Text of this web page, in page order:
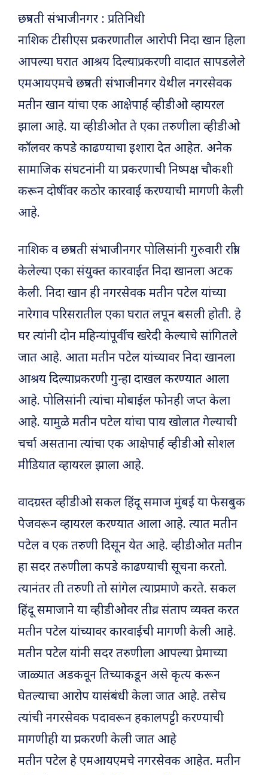
छत्रपती संभाजीनगर : प्रतिनिधी
नाशिक टीसीएस प्रकरणातील आरोपी निदा खान हिला
आपल्या घरात आश्रय दिल्याप्रकरणी वादात सापडलेले
एमआयएमचे छत्रपती संभाजीनगर येथील नगरसेवक
मतीन खान यांचा एक आक्षेपार्ह व्हीडीओ व्हायरल
झाला आहे. या व्हीडीओत ते एका तरुणीला व्हीडीओ
कॉलवर कपडे काढण्याचा इशारा देत आहेत. अनेक
सामाजिक संघटनांनी या प्रकरणाची निष्पक्ष चौकशी
करून दोषींवर कठोर कारवाई करण्याची मागणी केली
आहे.
नाशिक व छत्रपती संभाजीनगर पोलिसांनी गुरुवारी रात्री
केलेल्या एका संयुक्त कारवाईत निदा खानला अटक
केली. निदा खान ही नगरसेवक मतीन पटेल यांच्या
नारेगाव परिसरातील एका घरात लपून बसली होती. हे
घर त्यांनी दोन महिन्यांपूर्वीच खरेदी केल्याचे सांगितले
जात आहे. आता मतीन पटेल यांच्यावर निदा खानला
आश्रय दिल्याप्रकरणी गुन्हा दाखल करण्यात आला
आहे. पोलिसांनी त्यांचा मोबाईल फोनही जप्त केला
आहे. यामुळे मतीन पटेल यांचा पाय खोलात गेल्याची
चर्चा असताना त्यांचा एक आक्षेपार्ह व्हीडीओ सोशल
मीडियात व्हायरल झाला आहे.
वादग्रस्त व्हीडीओ सकल हिंदू समाज मुंबई या फेसबुक
पेजवरून व्हायरल करण्यात आला आहे. त्यात मतीन
पटेल व एक तरुणी दिसून येत आहे. व्हीडीओत मतीन
हा सदर तरुणीला कपडे काढण्याची सूचना करतो.
त्यानंतर ती तरुणी तो सांगेल त्याप्रमाणे करते. सकल
हिंदू समाजाने या व्हीडीओवर तीव्र संताप व्यक्त करत
मतीन पटेल यांच्यावर कारवाईची मागणी केली आहे.
मतीन पटेल यांनी सदर तरुणीला आपल्या प्रेमाच्या
जाळ्यात अडकवून तिच्याकडून असे कृत्य करून
घेतल्याचा आरोप यासंबंधी केला जात आहे. तसेच
त्यांची नगरसेवक पदावरून हकालपट्टी करण्याची
मागणीही या प्रकरणी केली जात आहे
मतीन पटेल हे एमआयएमचे नगरसेवक आहेत. मतीन